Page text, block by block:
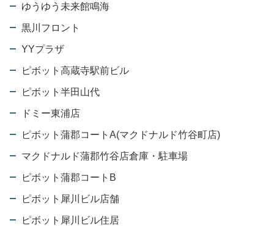
ゆうゆう未来館鳴海
黒川フロント
YYプラザ
ピボット高蔵寺駅前ビル
ピボット半田山代
ドミー東浦店
ピボット蒲郡コートA(マクドナルド竹谷町店)
マクドナルド蒲郡竹谷店倉庫・駐車場
ピボット蒲郡コートB
ピボット犀川ビル店舗
ピボット犀川ビル住居